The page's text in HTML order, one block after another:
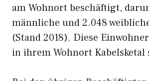
am Wohnort beschäftigt,
männliche und 2.048
(Stand 2018). Diese
in ihrem Wohnort Kabelsketal